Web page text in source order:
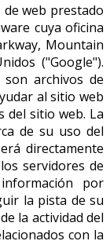
web prestado
cuya oficina
Mountain
("Google").
archivos de
al sitio web
del sitio web. La
de su uso del
directamente
servidores de
por
la pista de su
la actividad del
con la